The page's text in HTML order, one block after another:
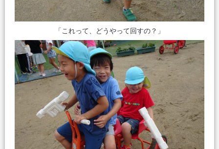
「これって、どうやって回すの？」